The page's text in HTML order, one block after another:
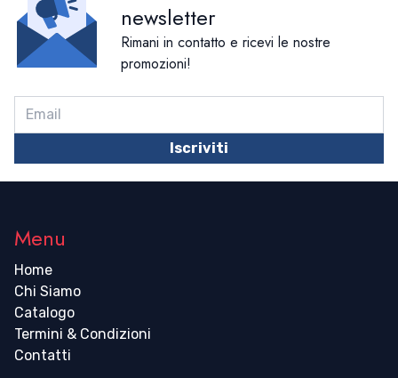
newsletter
Rimani in contatto e ricevi le nostre
promozioni!
Iscriviti
Menu
Home
Chi Siamo
Catalogo
Termini & Condizioni
Contatti